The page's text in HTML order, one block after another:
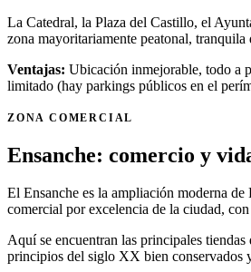
La Catedral, la Plaza del Castillo, el
zona mayoritariamente peatonal, tranquila
Ventajas: Ubicación inmejorable, todo a
limitado (hay parkings públicos en el
ZONA COMERCIAL
Ensanche: comercio y
El Ensanche es la ampliación moderna
comercial por excelencia de la ciudad,
Aquí se encuentran las principales
principios del siglo XX bien conservados